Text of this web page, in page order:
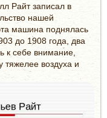
Райт записал в
нашей
машина поднялась
до 1908 года, два
к себе внимание,
тяжелее воздуха и